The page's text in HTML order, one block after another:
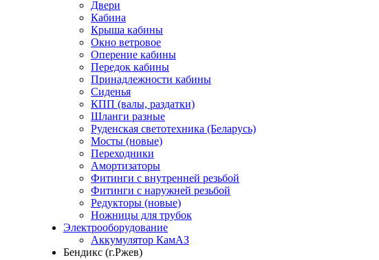
Двери
Кабина
Крыша кабины
Окно ветровое
Оперение кабины
Передок кабины
Принадлежности кабины
Сиденья
КПП (валы, раздатки)
Шланги разные
Руденская светотехника (Беларусь)
Мосты (новые)
Переходники
Амортизаторы
Фитинги с внутренней резьбой
Фитинги с наружней резьбой
Редукторы (новые)
Ножницы для трубок
Электрооборудование
Аккумулятор КамАЗ
Бендикс (г.Ржев)